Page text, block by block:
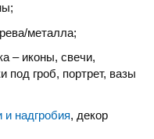
металла;
– иконы, свечи,
под гроб, портрет, вазы
и надгробия, декор